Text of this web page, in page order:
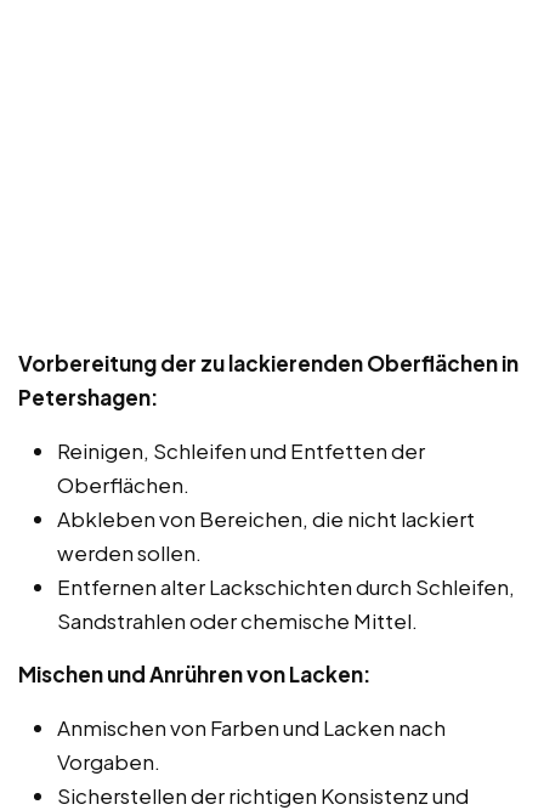
Vorbereitung der zu lackierenden Oberflächen in
Petershagen:
Reinigen, Schleifen und Entfetten der
Oberflächen.
Abkleben von Bereichen, die nicht lackiert
werden sollen.
Entfernen alter Lackschichten durch Schleifen,
Sandstrahlen oder chemische Mittel.
Mischen und Anrühren von Lacken:
Anmischen von Farben und Lacken nach
Vorgaben.
Sicherstellen der richtigen Konsistenz und